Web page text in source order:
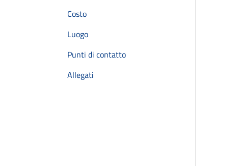
Costo
Luogo
Punti di contatto
Allegati